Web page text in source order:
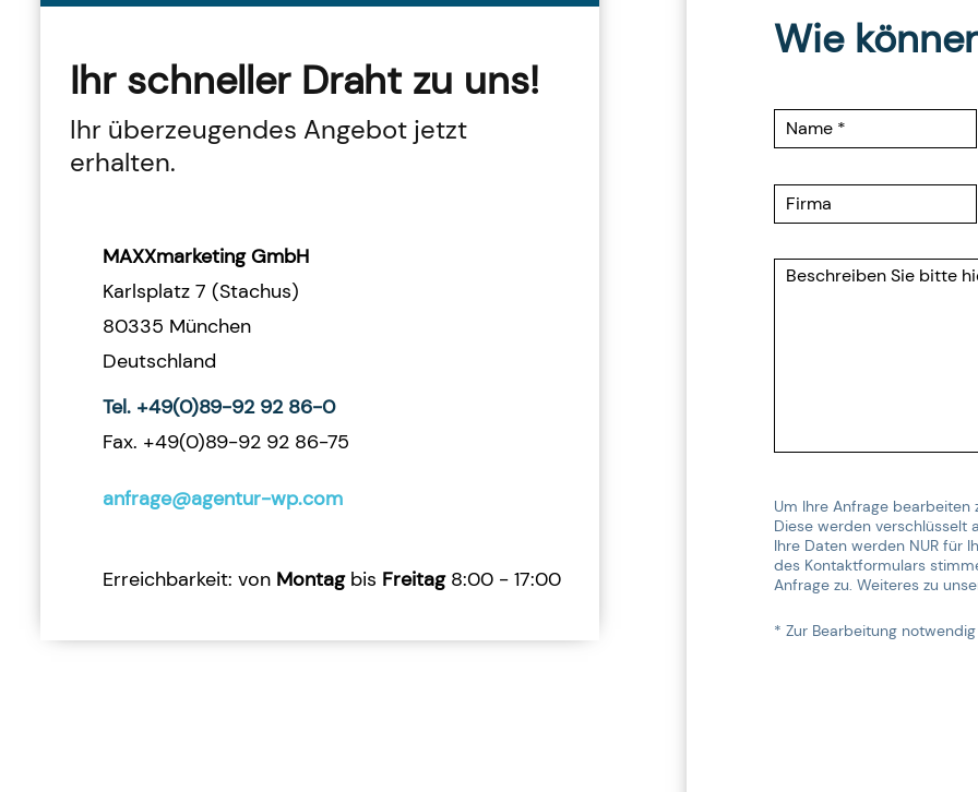
Ihr schneller Draht zu uns!
Ihr überzeugendes Angebot jetzt
erhalten.
MAXXmarketing GmbH
Karlsplatz 7 (Stachus)
80335 München
Deutschland
Tel. +49(0)89-92 92 86-0
Fax. +49(0)89-92 92 86-75
anfrage@agentur-wp.com
Erreichbarkeit: von Montagbis Freitag8:00 - 17:00
Wie
Um Ihre Anfrage bearbeiten
Diese werden verschlüsselt
Ihre Daten werden NUR für
des Kontaktformulars
Anfrage zu. Weiteres zu
* Zur Bearbeitung notwendig